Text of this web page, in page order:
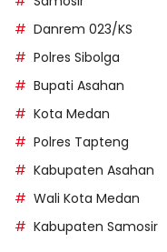
Danrem 023/KS
Polres Sibolga
Bupati Asahan
Kota Medan
Polres Tapteng
Kabupaten Asahan
Wali Kota Medan
Kabupaten Samosir